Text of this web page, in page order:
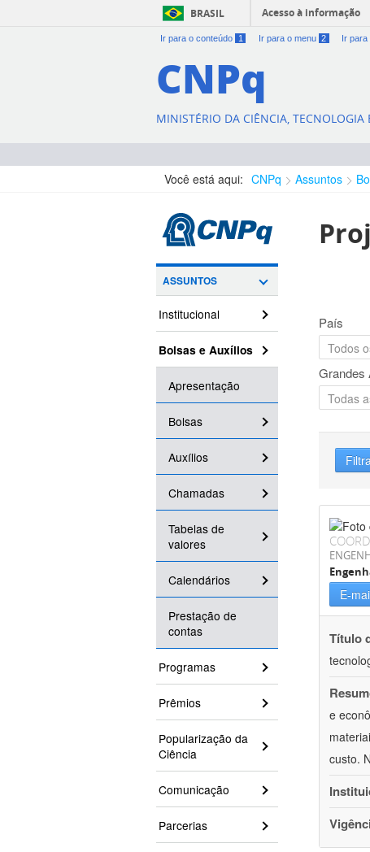
BRASIL Acesso à informação
Ir para o conteúdo 1 Ir para o menu 2 Ir para
CNPq
MINISTÉRIO DA CIÊNCIA, TECNOLOGIA
Você está aqui: CNPq Assuntos
ASSUNTOS
Institucional
Bolsas e Auxílios
Apresentação
Bolsas
Auxílios
Chamadas
Tabelas de
valores
Calendários
Prestação de
contas
Programas
Prêmios
Popularização da
Ciência
Comunicação
Parcerias
País
Grandes
E-
Título
e
custo.